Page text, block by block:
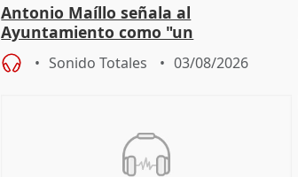
Antonio Maíllo señala al
Ayuntamiento como "un
especulador más" sobre viviendas de
Jiménez Becerril
Sonido Totales 03/08/2026